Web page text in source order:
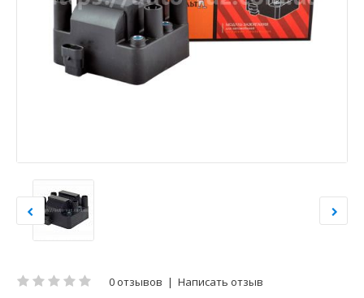
0 отзывов | Написать отзыв